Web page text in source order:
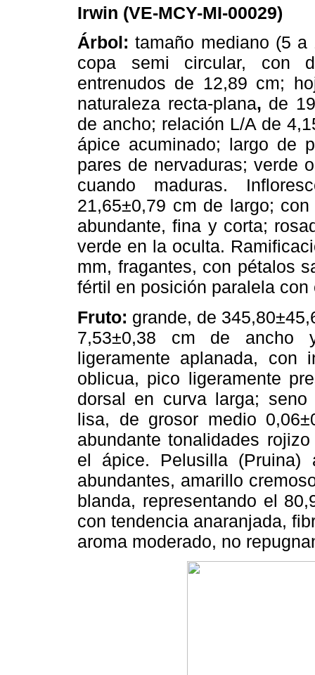
Irwin (VE-MCY-MI-00029)
Árbol: tamaño mediano (5
copa semi circular, con
entrenudos de 12,89 cm;
naturaleza recta-plana, de
de ancho; relación L/A de
ápice acuminado; largo de
pares de nervaduras; verde
cuando maduras.
21,65±0,79 cm de largo;
abundante, fina y corta;
verde en la oculta.
mm, fragantes, con pétalos
fértil en posición paralela
Fruto: grande, de
7,53±0,38 cm de ancho
ligeramente aplanada, con
oblicua, pico ligeramente
dorsal en curva larga;
lisa, de grosor medio
abundante tonalidades
el ápice. Pelusilla (Pruina)
abundantes, amarillo
blanda, representando el
con tendencia anaranjada,
aroma moderado, no